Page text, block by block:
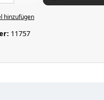
hinzufügen
11757